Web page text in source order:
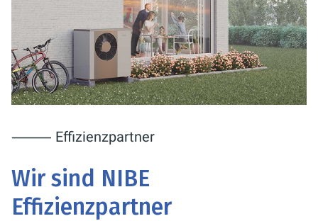
⸻ Effizienzpartner
Wir sind NIBE
Effizienzpartner